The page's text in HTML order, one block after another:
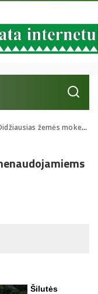
žemės mokestis – nenaudojamiems ir apleistiems sklypams
Šilutės